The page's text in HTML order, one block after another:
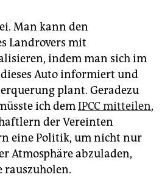
Man kann den
Landrovers mit
indem man sich im
Auto informiert und
plant. Geradezu
ich demIPCC mitteilen,
der Vereinten
eine Politik, um nicht nur
Atmosphäre abzuladen,
rauszuholen.